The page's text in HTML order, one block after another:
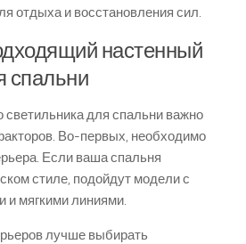
отдыха и восстановления сил.
настенный
спальни
светильника для спальни важно
Во-первых, необходимо
Если ваша спальня
стиле, подойдут модели с
и мягкими линиями.
лучше выбирать